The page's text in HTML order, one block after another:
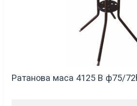
Ратанова маса 4125 B ф75/